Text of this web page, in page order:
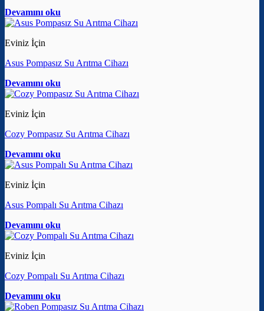
Devamını oku
Eviniz İçin
Asus Pompasız Su Arıtma Cihazı
Devamını oku
Eviniz İçin
Cozy Pompasız Su Arıtma Cihazı
Devamını oku
Eviniz İçin
Asus Pompalı Su Arıtma Cihazı
Devamını oku
Eviniz İçin
Cozy Pompalı Su Arıtma Cihazı
Devamını oku